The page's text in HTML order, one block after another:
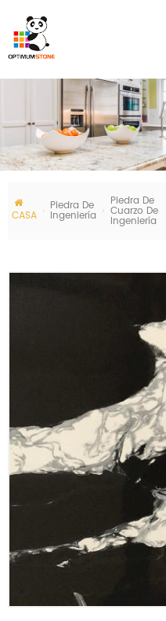
CASA
Piedra De
Ingeniería
Piedra De
Cuarzo De
Ingeniería